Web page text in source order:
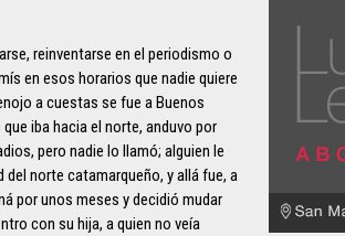
reinventarse en el periodismo o
en esos horarios que nadie quiere
a cuestas se fue a Buenos
iba hacia el norte, anduvo por
pero nadie lo llamó; alguien le
norte catamarqueño, y allá fue, a
por unos meses y decidió mudar
con su hija, a quien no veía